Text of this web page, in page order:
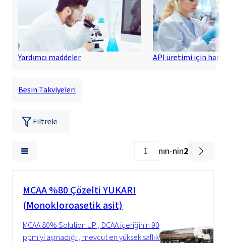
Yardımcı maddeler API üretimi için
Besin Takviyeleri
Filtrele
nın-nin2
MCAA %80 Çözelti YUKARI
(Monokloroasetik asit)
MCAA 80% Solution UP , DCAA içeriğinin 90
ppm'yi aşmadığı , mevcut en yüksek saflıkta